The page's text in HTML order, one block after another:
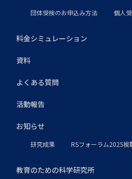
団体受検のお申込み方法 個人
料金シミュレーション
資料
よくある質問
活動報告
お知らせ
研究成果 RSフォーラム2025視
教育のための科学研究所